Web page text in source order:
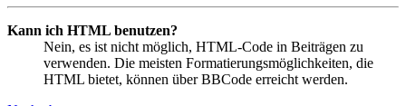
Kann ich HTML benutzen?
Nein, es ist nicht möglich, HTML-Code in Beiträgen zu
verwenden. Die meisten Formatierungsmöglichkeiten, die
HTML bietet, können über BBCode erreicht werden.